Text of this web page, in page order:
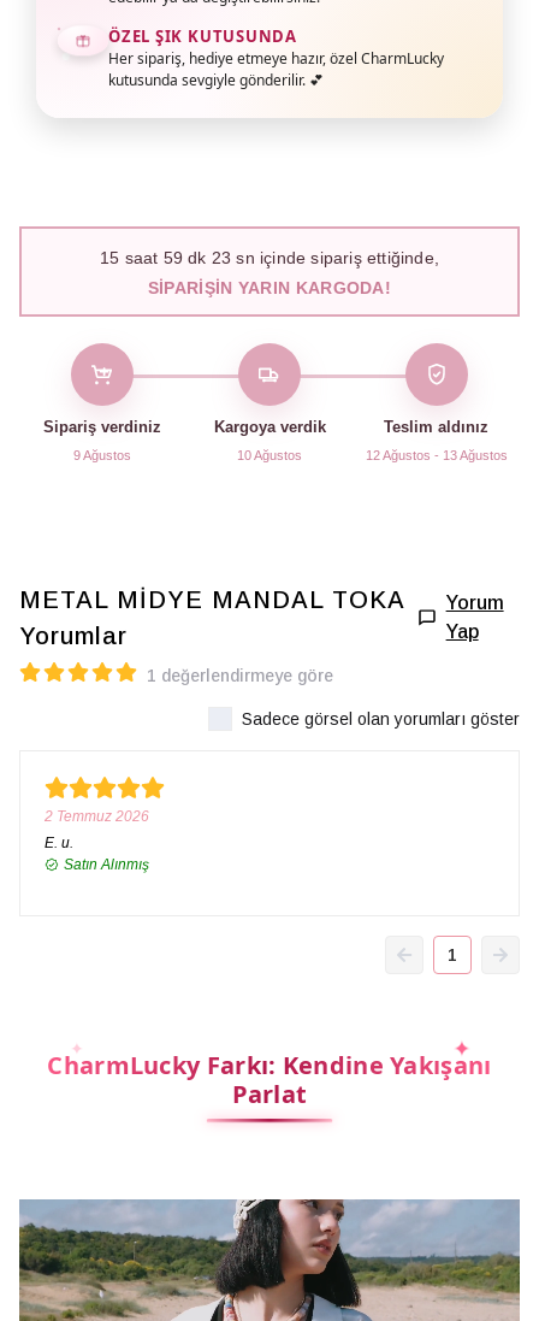
ÖZEL ŞIK KUTUSUNDA
Her sipariş, hediye etmeye hazır, özel CharmLucky
kutusunda sevgiyle gönderilir. 💕
15 saat 59 dk 22 sn içinde sipariş ettiğinde,
SIPARIŞIN YARIN KARGODA!
Sipariş verdiniz
9 Ağustos
Kargoya verdik
10 Ağustos
Teslim aldınız
12 Ağustos - 13 Ağustos
METAL MİDYE MANDAL TOKA
Yorumlar
Yorum
Yap
1 değerlendirmeye göre
Sadece görsel olan yorumları göster
2 Temmuz 2026
E. u.
Satın Alınmış
1
CharmLucky Farkı: Kendine Yakışanı
Parlat